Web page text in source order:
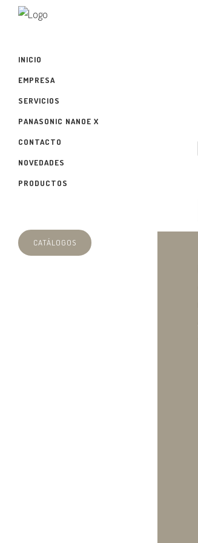
INICIO
EMPRESA
SERVICIOS
PANASONIC NANOE X
CONTACTO
NOVEDADES
PRODUCTOS
CATÁLOGOS